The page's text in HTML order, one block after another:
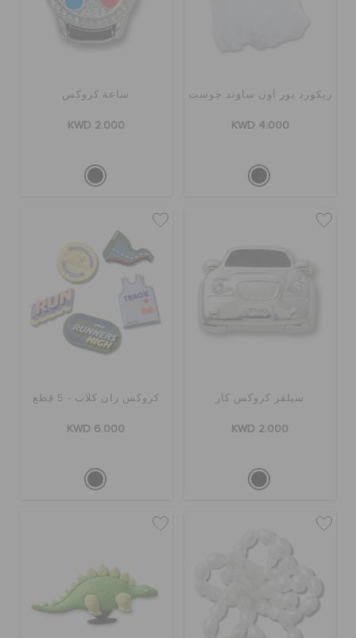
ريكورد يور أون ساوند جوست
KWD 4.000
ساعة كروكس
KWD 2.000
سيلفر كروكس كار
KWD 2.000
كروكس ران كلاب - 5 قطع
KWD 6.000